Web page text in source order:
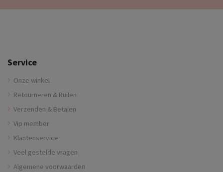
Service
Onze winkel
Retourneren & Ruilen
Verzenden & Betalen
Vip member
Klantenservice
Veel gestelde vragen
Algemene voorwaarden